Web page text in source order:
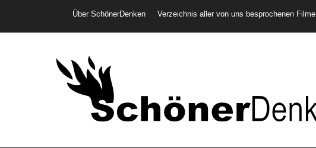
Header-Menü
Über SchönerDenken Verzeichnis aller von uns besprochenen Filme